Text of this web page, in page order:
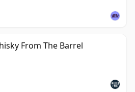
From The Barrel